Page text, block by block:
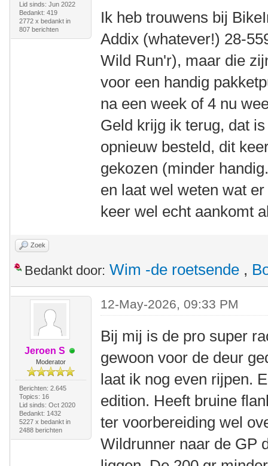
Lid sinds: Jun 2022
Bedankt: 419
2772 x bedankt in
807 berichten
Ik heb trouwens bij
Addix (whatever!) 28-
Wild Run'r), maar die
voor een handig
na een week of 4 nu
Geld krijg ik terug, dat
opnieuw besteld, dit
gekozen (minder
en laat wel weten wat
keer wel echt aankomt
Zoek
Bedankt door: Wim -de roetsende ,
Jeroen S
Moderator
Berichten: 2.645
Topics: 16
Lid sinds: Oct 2020
Bedankt: 1432
5227 x bedankt in
2488 berichten
12-May-2026, 09:33 PM
Bij mij is de pro super
gewoon voor de deur
laat ik nog even rijpen.
edition. Heeft bruine
ter voorbereiding wel
Wildrunner naar de GP